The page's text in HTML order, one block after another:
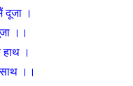
दूजा ।
।।
हाथ ।
साथ ।।